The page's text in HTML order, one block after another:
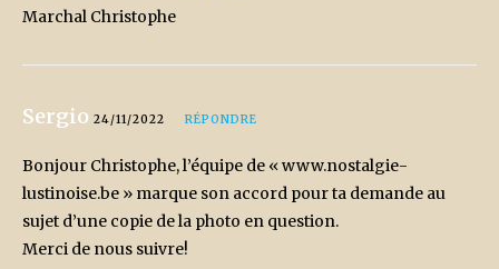
Marchal Christophe
Sergio 24/11/2022 RÉPONDRE
Bonjour Christophe, l’équipe de « www.nostalgie-
lustinoise.be » marque son accord pour ta demande au
sujet d’une copie de la photo en question.
Merci de nous suivre!